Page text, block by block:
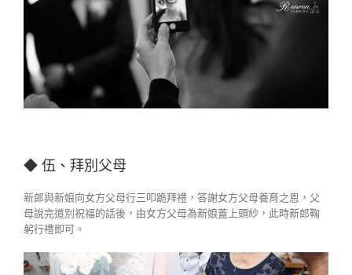
◆ 伍、拜別父母
新郎與新娘向女方父母行三叩跪拜禮，答謝女方父母養育之恩，父
母說完道別祝福的話後，由女方父母為新娘蓋上頭紗，此時新郎鞠
躬行禮即可。